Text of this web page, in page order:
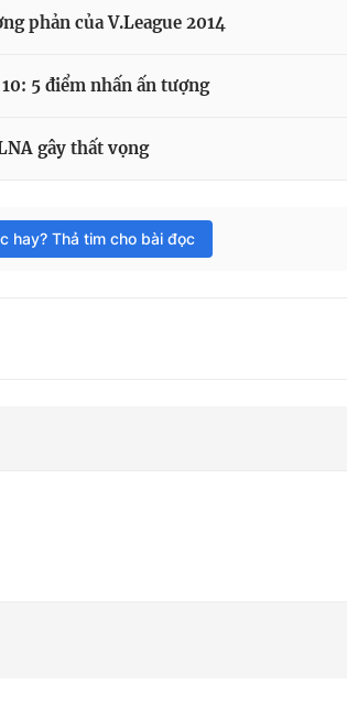
phản của V.League 2014
5 điểm nhấn ấn tượng
gây thất vọng
hay? Thả tim cho bài đọc